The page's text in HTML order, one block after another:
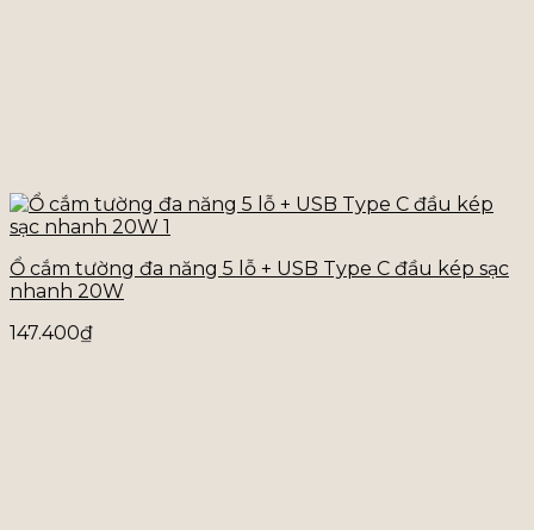
Ổ cắm tường đa năng 5 lỗ + USB Type C đầu kép sạc
nhanh 20W
147.400₫